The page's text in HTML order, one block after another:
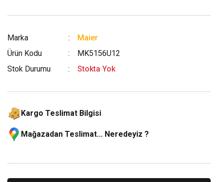
Marka
Maier
Ürün Kodu
MK5156U12
Stok Durumu
Stokta Yok
Kargo Teslimat Bilgisi
Mağazadan Teslimat... Neredeyiz ?